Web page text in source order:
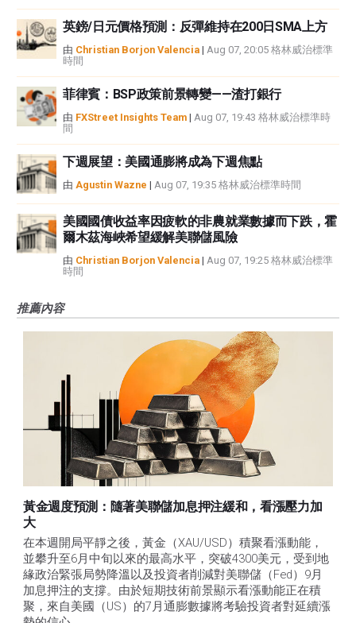
英鎊/日元價格預測：反彈維持在200日SMA上方
由 Christian Borjon Valencia | Aug 07, 20:05 格林威治標準
時間
菲律賓：BSP政策前景轉變——渣打銀行
由 FXStreet Insights Team | Aug 07, 19:43 格林威治標準時
間
下週展望：美國通膨將成為下週焦點
由 Agustin Wazne | Aug 07, 19:35 格林威治標準時間
美國國債收益率因疲軟的非農就業數據而下跌，霍
爾木茲海峽希望緩解美聯儲風險
由 Christian Borjon Valencia | Aug 07, 19:25 格林威治標準
時間
推薦內容
黃金週度預測：隨著美聯儲加息押注緩和，看漲壓力加
大
在本週開局平靜之後，黃金（XAU/USD）積聚看漲動能，
並攀升至6月中旬以來的最高水平，突破4300美元，受到地
緣政治緊張局勢降溫以及投資者削減對美聯儲（Fed）9月
加息押注的支撐。由於短期技術前景顯示看漲動能正在積
聚，來自美國（US）的7月通膨數據將考驗投資者對延續漲